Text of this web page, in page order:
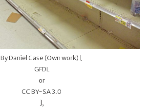
By Daniel Case (Own work) [
GFDL
or
CC BY-SA 3.0
],